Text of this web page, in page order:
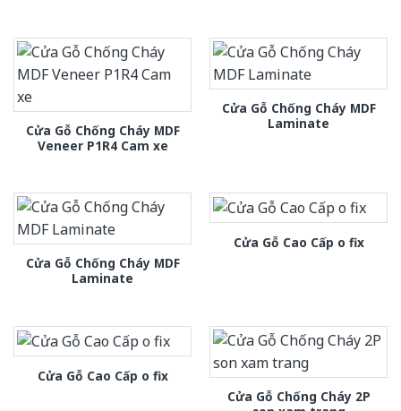
Cửa Gỗ Chống Cháy MDF
Veneer P1R4 Cam xe
Cửa Gỗ Chống Cháy MDF
Laminate
Cửa Gỗ Chống Cháy MDF
Laminate
Cửa Gỗ Cao Cấp o fix
Cửa Gỗ Cao Cấp o fix
Cửa Gỗ Chống Cháy 2P